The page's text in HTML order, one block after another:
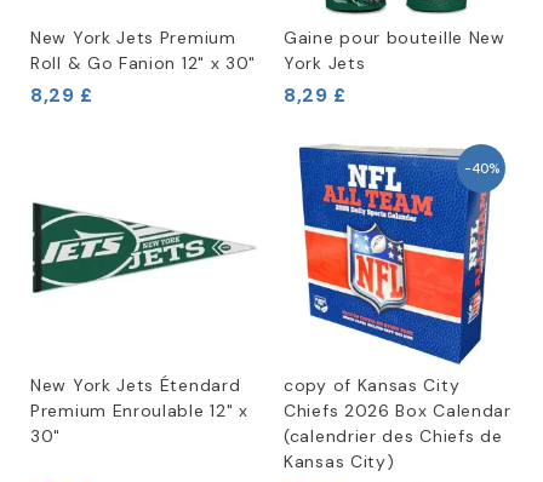
New York Jets Premium
Roll & Go Fanion 12" x 30"
8,29 £
Gaine pour bouteille New
York Jets
8,29 £
New York Jets Étendard
Premium Enroulable 12" x
30"
-40%
copy of Kansas City
Chiefs 2026 Box Calendar
(calendrier des Chiefs de
Kansas City)